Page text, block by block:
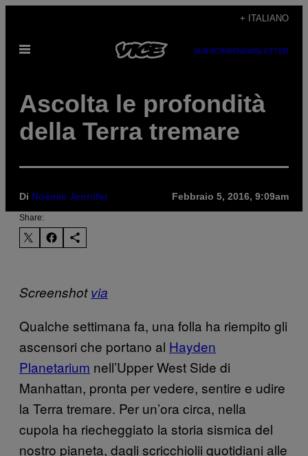
contenuto
+ ITALIANO
Apri
SUBSCRIBENEWSLETTER
Ascolta le profondità
della Terra tremare
Di Noémie Jennifer Febbraio 5, 2016, 9:09am
Share:
Screenshotvia
Qualche settimana fa, una folla ha riempito gli
ascensori che portano al Hayden
Planetarium nell’Upper West Side di
Manhattan, pronta per vedere, sentire e udire
la Terra tremare. Per un’ora circa, nella
cupola ha riecheggiato la storia sismica del
nostro pianeta, dagli scricchiolii quotidiani alle